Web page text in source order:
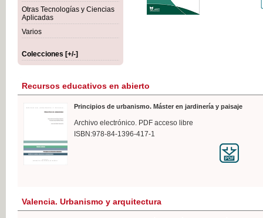
Otras Tecnologías y Ciencias
Aplicadas
Varios
Colecciones [+/-]
Recursos educativos en abierto
Principios de urbanismo. Máster en jardinería y paisaje
Archivo electrónico. PDF acceso libre
ISBN:978-84-1396-417-1
Valencia. Urbanismo y arquitectura